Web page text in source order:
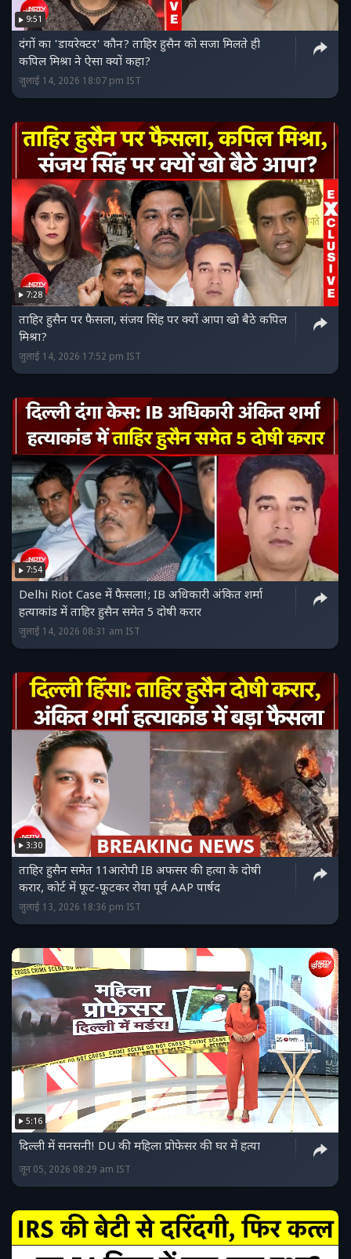
9:51
दंगों का 'डायरेक्टर' कौन? ताहिर हुसैन को सजा मिलते ही
कपिल मिश्रा ने ऐसा क्यों कहा?
जुलाई 14, 2026 18:07 pm IST
7:28
ताहिर हुसैन पर फैसला, संजय सिंह पर क्यों आपा खो बैठे कपिल
मिश्रा?
जुलाई 14, 2026 17:52 pm IST
7:54
Delhi Riot Case में फैसला!; IB अधिकारी अंकित शर्मा
हत्याकांड में ताहिर हुसैन समेत 5 दोषी करार
जुलाई 14, 2026 08:31 am IST
3:30
ताहिर हुसैन समेत 11आरोपी IB अफसर की हत्या के दोषी
करार, कोर्ट में फूट-फूटकर रोया पूर्व AAP पार्षद
जुलाई 13, 2026 18:36 pm IST
5:16
दिल्ली में सनसनी! DU की महिला प्रोफेसर की घर में हत्या
जून 05, 2026 08:29 am IST